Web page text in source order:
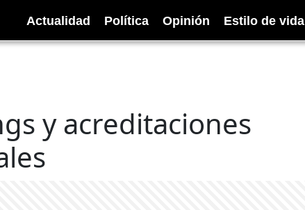
Actualidad Política Opinión Estilo de vida
y acreditaciones